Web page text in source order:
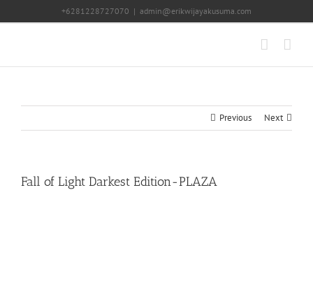
+6281228727070 | admin@erikwijayakusuma.com
Previous Next
Fall of Light Darkest Edition-PLAZA